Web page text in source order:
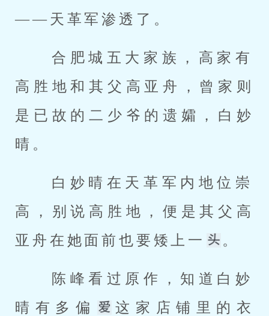
——天革军渗透了。
高胜地和其父高亚舟，曾家则
是已故的二少爷的遗孀，白妙
晴。
高，别说高胜地，便是其父高
亚舟在她面前也要矮上一
。
晴有多偏
这家店铺里的衣